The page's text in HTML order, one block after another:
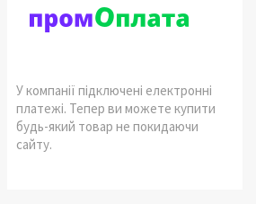
У компанії підключені електронні
платежі. Тепер ви можете купити
будь-який товар не покидаючи
сайту.